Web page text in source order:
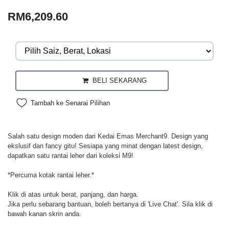
RM6,209.60
BELI SEKARANG
Tambah ke Senarai Pilihan
Salah satu design moden dari Kedai Emas Merchant9. Design yang
ekslusif dan fancy gitu! Sesiapa yang minat dengan latest design,
dapatkan satu rantai leher dari koleksi M9!
*Percuma kotak rantai leher.*
Klik di atas untuk berat, panjang, dan harga.
Jika perlu sebarang bantuan, boleh bertanya di 'Live Chat'. Sila klik di
bawah kanan skrin anda.